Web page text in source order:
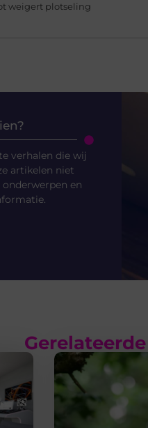
weigert plotseling
verhalen die wij
artikelen niet
en